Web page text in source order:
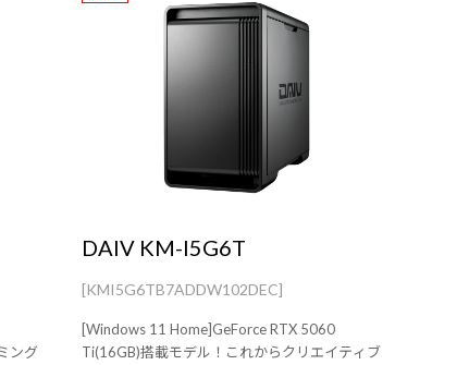
ング
DAIV KM-I5G6T
[KMI5G6TB7ADDW102DEC]
[Windows 11 Home]GeForce RTX 5060
Ti(16GB)搭載モデル！これからクリエイティブ